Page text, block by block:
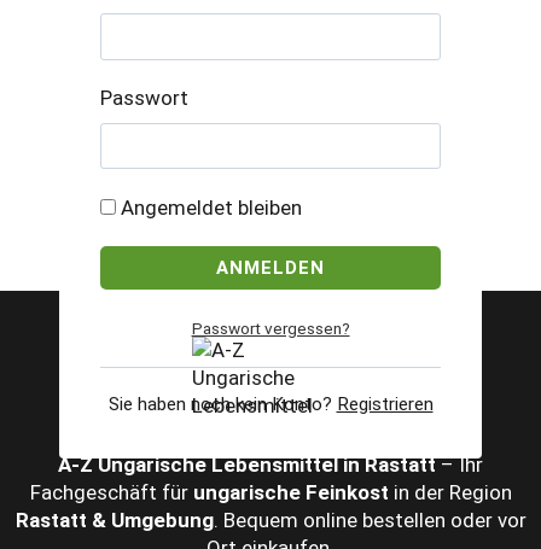
A‑Z Ungarische Lebensmittel in Rastatt– Ihr
Fachgeschäft für ungarische Feinkost in der Region
Rastatt & Umgebung. Bequem online bestellen oder vor
Passwort
Angemeldet bleiben
Passwort vergessen?
Sie haben noch kein Konto? Registrieren